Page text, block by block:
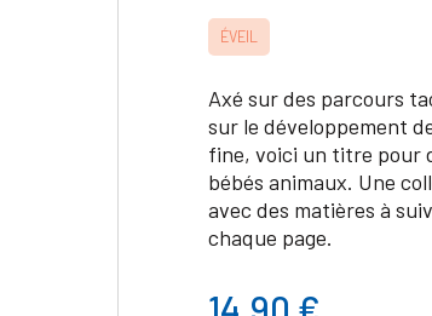
ÉVEIL
Axé sur des parcours
sur le développement
fine, voici un titre pour
bébés animaux. Une
avec des matières à
chaque page.